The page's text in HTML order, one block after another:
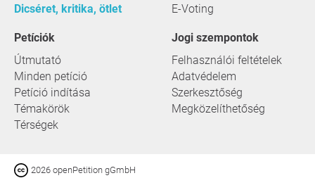
Dicséret, kritika, ötlet
E-Voting
Petíciók
Útmutató
Minden petíció
Petíció indítása
Témakörök
Térségek
Jogi szempontok
Felhasználói feltételek
Adatvédelem
Szerkesztőség
Megközelíthetőség
2026 openPetition gGmbH